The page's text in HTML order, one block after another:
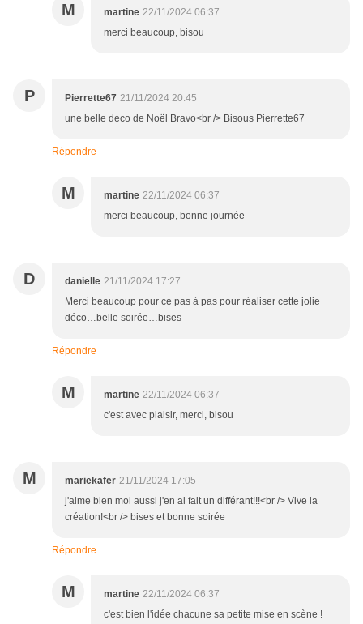
M martine 22/11/2024 06:37
merci beaucoup, bisou
P Pierrette67 21/11/2024 20:45
une belle deco de Noël Bravo<br /> Bisous Pierrette67
Répondre
M martine 22/11/2024 06:37
merci beaucoup, bonne journée
D danielle 21/11/2024 17:27
Merci beaucoup pour ce pas à pas pour réaliser cette jolie
déco…belle soirée…bises
Répondre
M martine 22/11/2024 06:37
c'est avec plaisir, merci, bisou
M mariekafer 21/11/2024 17:05
j'aime bien moi aussi j'en ai fait un différant!!!<br /> Vive la
création!<br /> bises et bonne soirée
Répondre
M martine 22/11/2024 06:37
c'est bien l'idée chacune sa petite mise en scène !